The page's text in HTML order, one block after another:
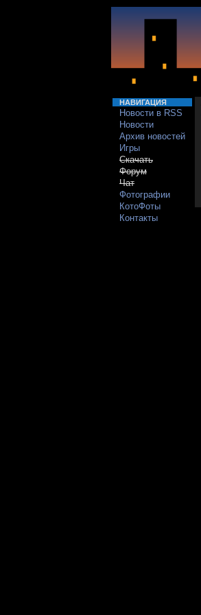
НАВИГАЦИЯ
Новости в RSS
Новости
Архив новостей
Игры
Скачать
Форум
Чат
Фотографии
КотоФоты
Контакты